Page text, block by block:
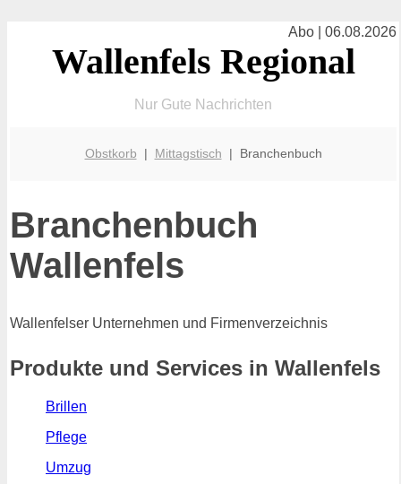
Abo | 06.08.2026
Wallenfels Regional
Nur Gute Nachrichten
Obstkorb | Mittagstisch | Branchenbuch
Branchenbuch
Wallenfels
Wallenfelser Unternehmen und Firmenverzeichnis
Produkte und Services in Wallenfels
Brillen
Pflege
Umzug